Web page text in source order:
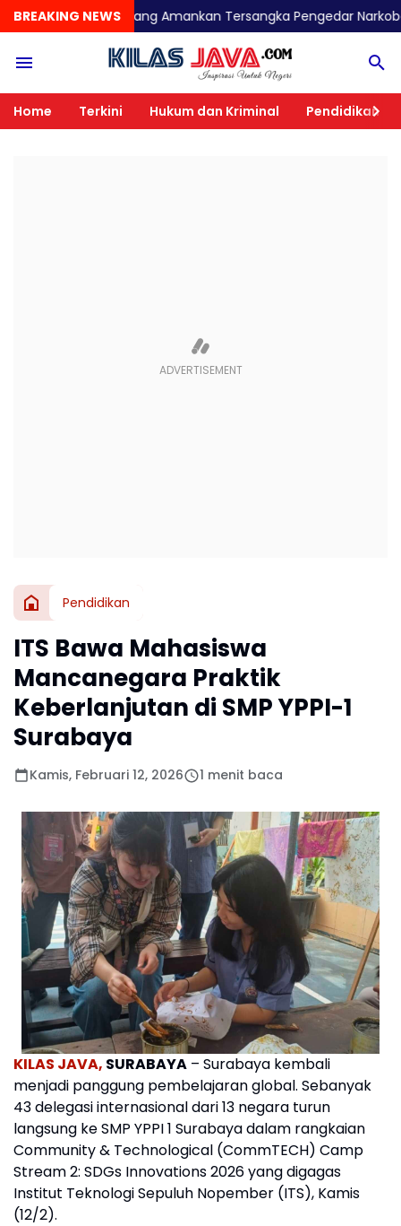
BREAKING NEWS
Malang Amankan Tersangka Pengedar Narkoba di
Home Terkini Hukum dan Kriminal Pendidikan
Pendidikan
ITS Bawa Mahasiswa
Mancanegara Praktik
Keberlanjutan di SMP YPPI-1
Surabaya
Kamis, Februari 12, 2026 1 menit baca
KILAS JAVA, SURABAYA – Surabaya kembali
menjadi panggung pembelajaran global. Sebanyak
43 delegasi internasional dari 13 negara turun
langsung ke SMP YPPI 1 Surabaya dalam rangkaian
Community & Technological (CommTECH) Camp
Stream 2: SDGs Innovations 2026 yang digagas
Institut Teknologi Sepuluh Nopember (ITS), Kamis
(12/2).